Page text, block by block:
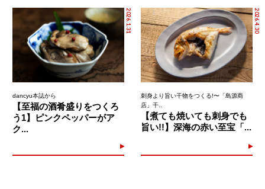
2026.1.31
dancyu本誌から
【至福の酒肴盛りをつくろ
う1】ピンクペッパーがア
ク...
2026.4.30
刺身より旨い干物をつくる!〜「島源商
店」干..
【煮ても焼いても刺身でも
旨い!!】深海の赤い至宝「...